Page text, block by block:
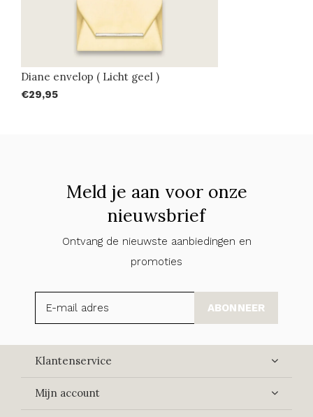
Diane envelop ( Licht geel )
€29,95
Meld je aan voor onze
nieuwsbrief
Ontvang de nieuwste aanbiedingen en
promoties
ABONNEER
Klantenservice
Mijn account